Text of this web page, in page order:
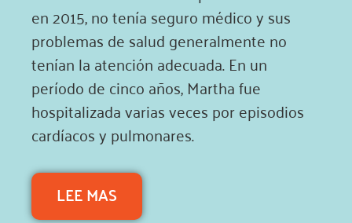
en 2015, no tenía seguro médico y sus
problemas de salud generalmente no
tenían la atención adecuada. En un
período de cinco años, Martha fue
hospitalizada varias veces por episodios
cardíacos y pulmonares.
LEE MAS